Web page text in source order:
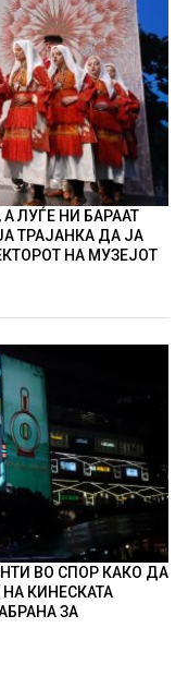
ЛУЃЕ НИ БАРААТ
ТРАЈАНКА ДА ЈА
НА МУЗЕЈОТ
ВО СПОР КАКО ДА
КИНЕСКАТА
ЗА